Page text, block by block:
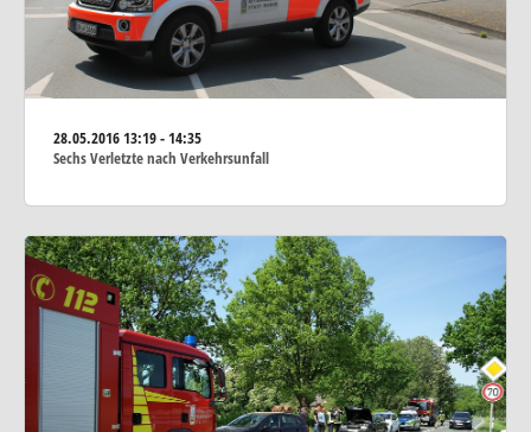
28.05.201613:19 - 14:35
Sechs Verletzte nach Verkehrsunfall